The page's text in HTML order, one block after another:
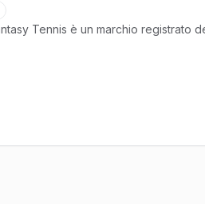
Tennis è un marchio registrato